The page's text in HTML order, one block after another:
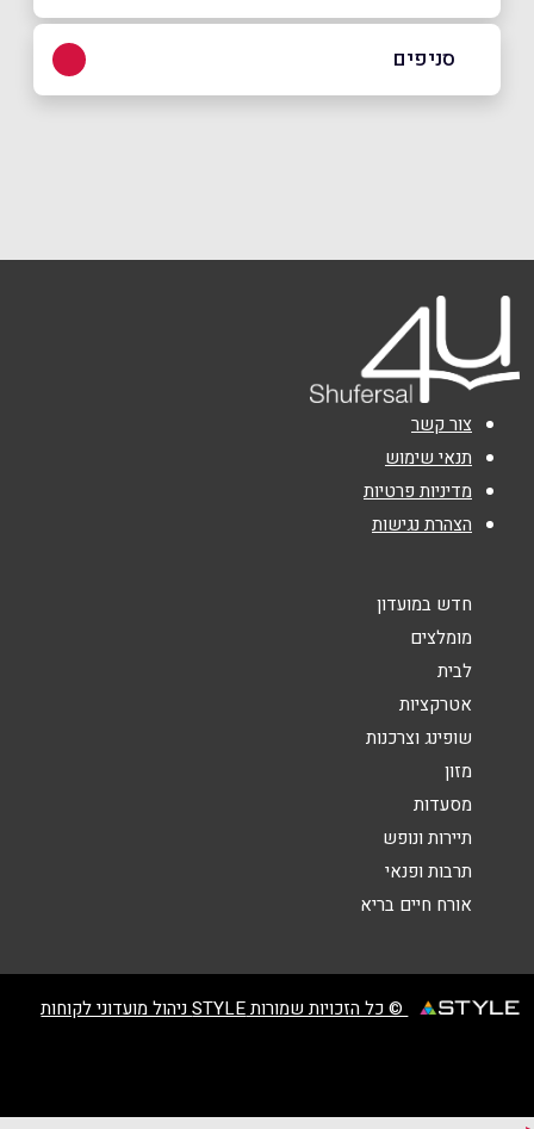
באתר בפייסבוק באינסטגרם
טלפון
אימייל*
נושא*
אנא חזרו אלי בקשר ל...
סניפים
צור קשר
תנאי שימוש
מדיניות פרטיות
הצהרת נגישות
חדש במועדון
מומלצים
לבית
אטרקציות
שופינג וצרכנות
מזון
מסעדות
תיירות ונופש
תרבות ופנאי
אורח חיים בריא
© כל הזכויות שמורות STYLE ניהול מועדוני לקוחות